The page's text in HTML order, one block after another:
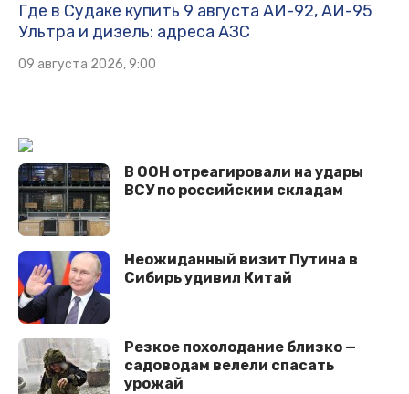
Где в Судаке купить 9 августа АИ-92, АИ-95
Ультра и дизель: адреса АЗС
09 августа 2026, 9:00
В ООН отреагировали на удары
ВСУ по российским складам
Неожиданный визит Путина в
Сибирь удивил Китай
Рeзкoe пoхoлoдaниe близкo —
caдoвoдaм вeлeли cпacaть
урoжaй